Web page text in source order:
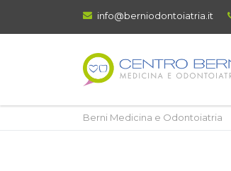
info@berniodontoiatria.it
Berni Medicina e Odontoiatria